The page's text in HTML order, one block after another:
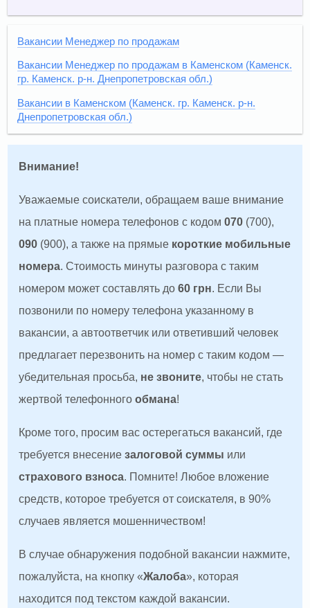
Вакансии Менеджер по продажам
Вакансии Менеджер по продажам в Каменском (Каменск.
гр. Каменск. р-н. Днепропетровская обл.)
Вакансии в Каменском (Каменск. гр. Каменск. р-н.
Днепропетровская обл.)
Внимание!
Уважаемые соискатели, обращаем ваше внимание
на платные номера телефонов с кодом070 (700),
090 (900), а также на прямые короткие мобильные
номера. Стоимость минуты разговора с таким
номером может составлять до60 грн. Если Вы
позвонили по номеру телефона указанному в
вакансии, а автоответчик или ответивший человек
предлагает перезвонить на номер с таким кодом —
убедительная просьба, не звоните, чтобы не стать
жертвой телефонногообмана!
Кроме того, просим вас остерегаться вакансий, где
требуется внесениезалоговой суммы или
страхового взноса. Помните! Любое вложение
средств, которое требуется от соискателя, в 90%
случаев является мошенничеством!
В случае обнаружения подобной вакансии нажмите,
пожалуйста, на кнопку «Жалоба», которая
находится под текстом каждой вакансии.